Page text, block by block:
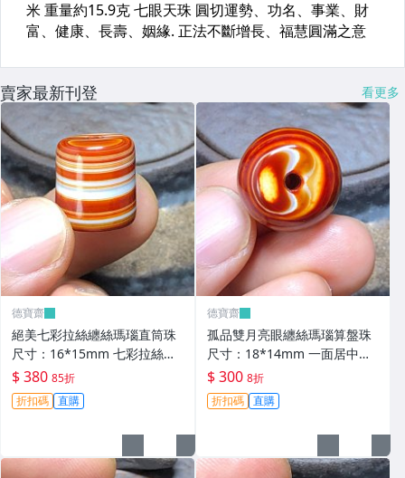
賣家最新刊登 看更多
德寶齋
絕美七彩拉絲纏絲瑪瑙直筒珠
尺寸：16*15mm 七彩拉絲，
螺旋上升，高瓷料子， 天珠 瑪
瑙 古玩 二手【德寶齋】6346
$ 380 85折
折扣碼 直購
德寶齋
孤品雙月亮眼纏絲瑪瑙算盤珠
尺寸：18*14mm 一面居中月
亮眼，超神奇，高瓷料 天珠 瑪
瑙 古玩 二手【德寶齋】6345
$ 300 8折
折扣碼 直購